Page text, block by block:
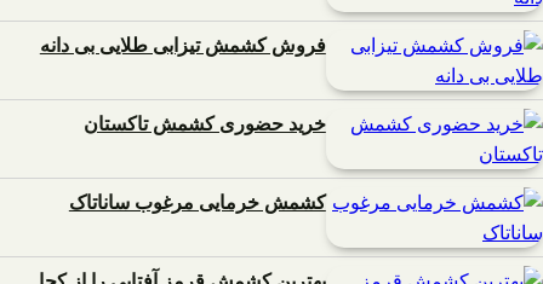
فروش کشمش تیزابی طلایی بی دانه
خرید حضوری کشمش تاکستان
کشمش خرمایی مرغوب ساناتاک